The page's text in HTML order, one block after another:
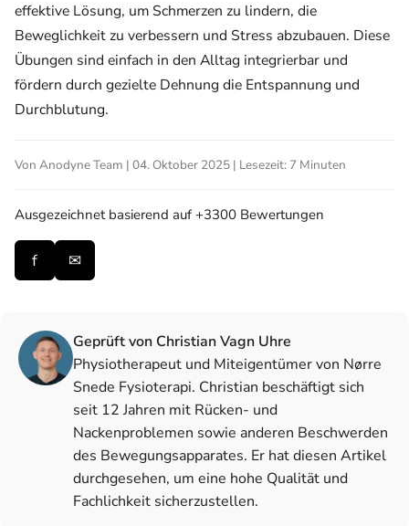
effektive Lösung, um Schmerzen zu lindern, die
Beweglichkeit zu verbessern und Stress abzubauen. Diese
Übungen sind einfach in den Alltag integrierbar und
fördern durch gezielte Dehnung die Entspannung und
Durchblutung.
Von Anodyne Team | 04. Oktober 2025 | Lesezeit: 7 Minuten
Ausgezeichnet basierend auf +3300 Bewertungen
f ✉
Geprüft von Christian Vagn Uhre
Physiotherapeut und Miteigentümer von Nørre
Snede Fysioterapi. Christian beschäftigt sich
seit 12 Jahren mit Rücken- und
Nackenproblemen sowie anderen Beschwerden
des Bewegungsapparates. Er hat diesen Artikel
durchgesehen, um eine hohe Qualität und
Fachlichkeit sicherzustellen.